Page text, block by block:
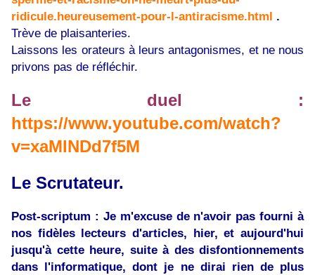
ridicule.heureusement-pour-l-antiracisme.html .
Trève de plaisanteries.
Laissons les orateurs à leurs antagonismes, et ne nous
privons pas de réfléchir.
Le duel :
https://www.youtube.com/watch?
v=xaMlNDd7f5M
Le Scrutateur.
Post-scriptum : Je m'excuse de n'avoir pas fourni à
nos fidèles lecteurs d'articles, hier, et aujourd'hui
jusqu'à cette heure, suite à des disfontionnements
dans l'informatique, dont je ne dirai rien de plus